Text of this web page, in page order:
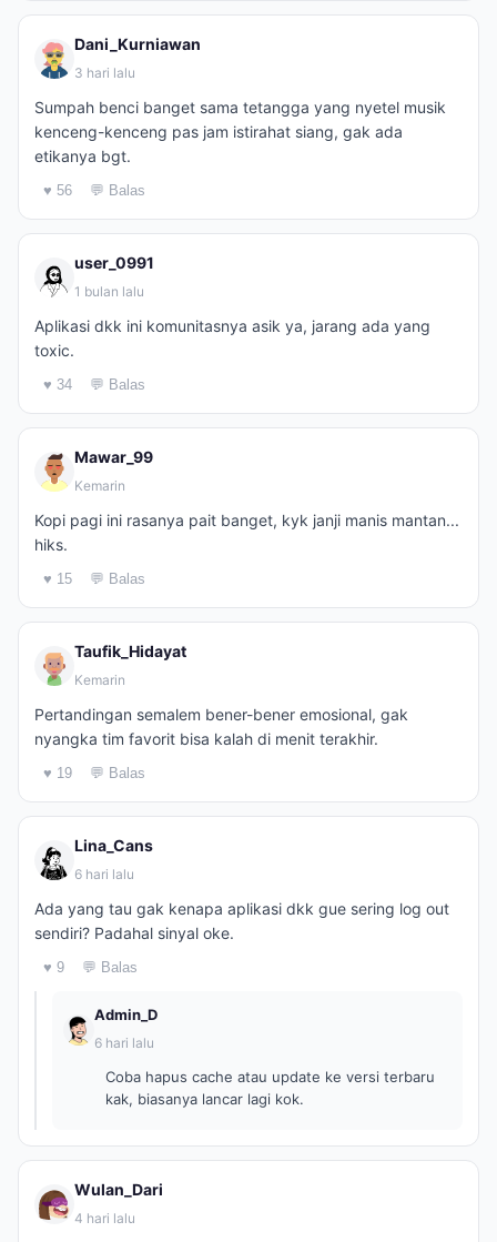
Dani_Kurniawan
3 hari lalu
Sumpah benci banget sama tetangga yang nyetel musik
kenceng-kenceng pas jam istirahat siang, gak ada
etikanya bgt.
♥ 56 💬 Balas
user_0991
1 bulan lalu
Aplikasi dkk ini komunitasnya asik ya, jarang ada yang
toxic.
♥ 34 💬 Balas
Mawar_99
Kemarin
Kopi pagi ini rasanya pait banget, kyk janji manis mantan...
hiks.
♥ 15 💬 Balas
Taufik_Hidayat
Kemarin
Pertandingan semalem bener-bener emosional, gak
nyangka tim favorit bisa kalah di menit terakhir.
♥ 19 💬 Balas
Lina_Cans
6 hari lalu
Ada yang tau gak kenapa aplikasi dkk gue sering log out
sendiri? Padahal sinyal oke.
♥ 9 💬 Balas
Admin_D
6 hari lalu
Coba hapus cache atau update ke versi terbaru
kak, biasanya lancar lagi kok.
Wulan_Dari
4 hari lalu